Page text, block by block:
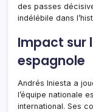
des passes
indélébile dans
Impact sur
espagnole
Andrés Iniesta a
l’équipe nationale
international. Ses